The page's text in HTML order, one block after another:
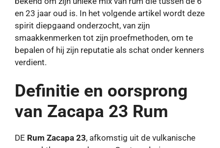
en 23 jaar oud is. In het volgende artikel wordt deze
spirit diepgaand onderzocht, van zijn
smaakkenmerken tot zijn proefmethoden, om te
bepalen of hij zijn reputatie als schat onder kenners
verdient.
Definitie en oorsprong
van Zacapa 23 Rum
DE Rum Zacapa 23, afkomstig uit de vulkanische